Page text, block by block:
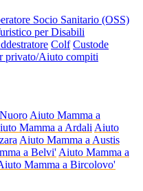
Socio Sanitario (OSS)
per Disabili
Colf Custode
privato/Aiuto compiti
Aiuto Mamma a
Mamma a Ardali Aiuto
Aiuto Mamma a Austis
a Belvi' Aiuto Mamma a
Mamma a Bircolovo'